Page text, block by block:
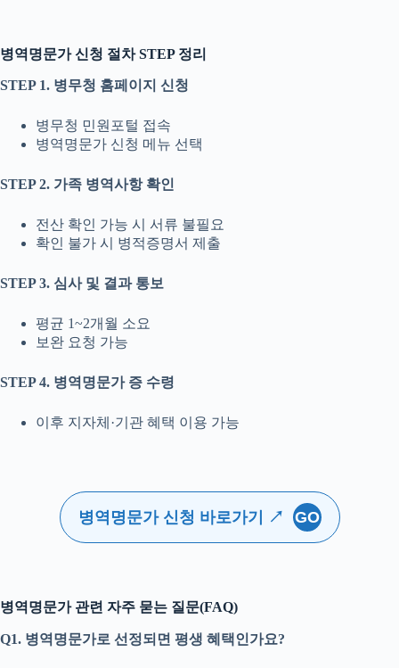
병역명문가 신청 절차 STEP 정리
STEP 1. 병무청 홈페이지 신청
병무청 민원포털 접속
병역명문가 신청 메뉴 선택
STEP 2. 가족 병역사항 확인
전산 확인 가능 시 서류 불필요
확인 불가 시 병적증명서 제출
STEP 3. 심사 및 결과 통보
평균 1~2개월 소요
보완 요청 가능
STEP 4. 병역명문가 증 수령
이후 지자체·기관 혜택 이용 가능
병역명문가 신청 바로가기 ↗ GO
병역명문가 관련 자주 묻는 질문(FAQ)
Q1. 병역명문가로 선정되면 평생 혜택인가요?